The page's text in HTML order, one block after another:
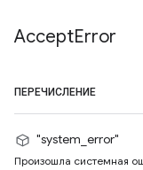
AcceptError
ПЕРЕЧИСЛЕНИЕ
"system_error"
Произошла системная